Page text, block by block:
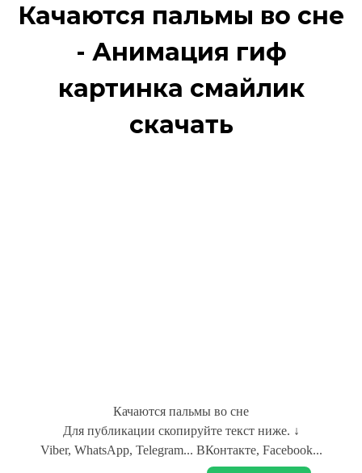
Качаются пальмы во сне
- Анимация гиф
картинка смайлик
скачать
Качаются пальмы во сне
Для публикации скопируйте текст ниже. ↓
Viber, WhatsApp, Telegram... ВКонтакте, Facebook...